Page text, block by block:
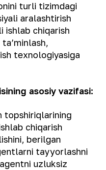
turli tizimdagi
aralashtirish
ishlab chiqarish
texnologiyasiga
asosiy vazifasi:
topshiriqlarining
chiqarish
berilgan
tayyorlashni
uzluksiz